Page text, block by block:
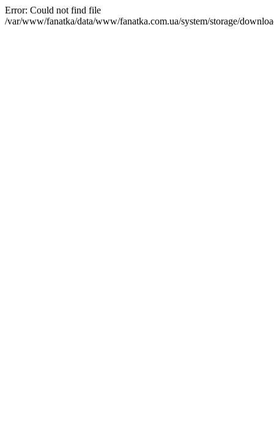
Error: Could not find file
/var/www/fanatka/data/www/fanatka.com.ua/system/storage/